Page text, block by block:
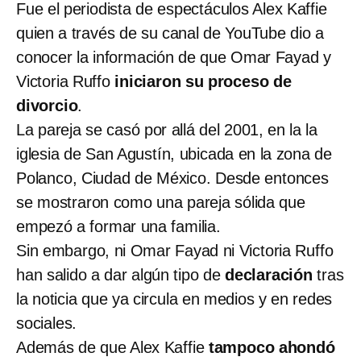
Fue el periodista de espectáculos Alex Kaffie
quien a través de su canal de YouTube dio a
conocer la información de que Omar Fayad y
Victoria Ruffoiniciaron su proceso de
divorcio.
La pareja se casó por allá del 2001, en la la
iglesia de San Agustín, ubicada en la zona de
Polanco, Ciudad de México. Desde entonces
se mostraron como una pareja sólida que
empezó a formar una familia.
Sin embargo, ni Omar Fayad ni Victoria Ruffo
han salido a dar algún tipo dedeclaración tras
la noticia que ya circula en medios y en redes
sociales.
Además de que Alex Kaffie tampoco ahondó